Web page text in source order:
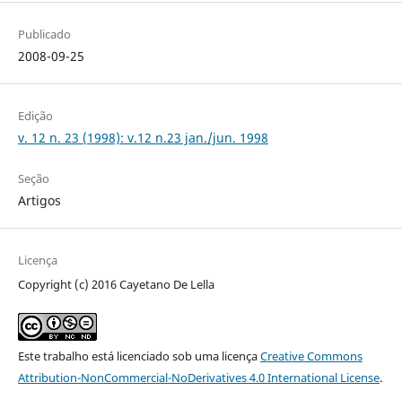
Publicado
2008-09-25
Edição
v. 12 n. 23 (1998): v.12 n.23 jan./jun. 1998
Seção
Artigos
Licença
Copyright (c) 2016 Cayetano De Lella
Este trabalho está licenciado sob uma licençaCreative Commons
Attribution-NonCommercial-NoDerivatives 4.0 International License.